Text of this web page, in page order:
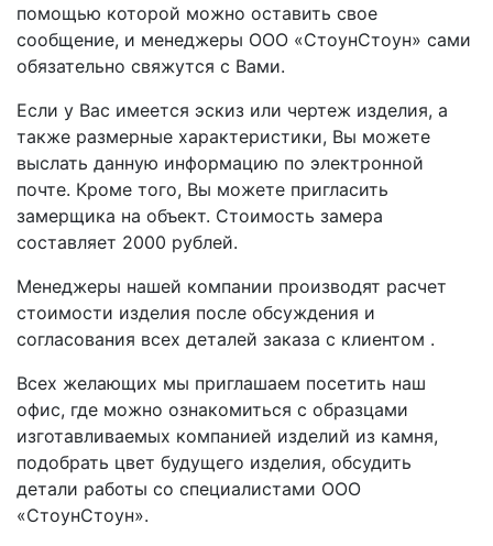
помощью которой можно оставить свое
сообщение, и менеджеры ООО «СтоунСтоун» сами
обязательно свяжутся с Вами.
Если у Вас имеется эскиз или чертеж изделия, а
также размерные характеристики, Вы можете
выслать данную информацию по электронной
почте. Кроме того, Вы можете пригласить
замерщика на объект. Стоимость замера
составляет 2000 рублей.
Менеджеры нашей компании производят расчет
стоимости изделия после обсуждения и
согласования всех деталей заказа с клиентом .
Всех желающих мы приглашаем посетить наш
офис, где можно ознакомиться с образцами
изготавливаемых компанией изделий из камня,
подобрать цвет будущего изделия, обсудить
детали работы со специалистами ООО
«СтоунСтоун».